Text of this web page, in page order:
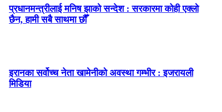
प्रधानमन्त्रीलाई मनिष झाको सन्देश : सरकारमा कोही एक्लो
छैन, हामी सबै साथमा छौँ
इरानका सर्वोच्च नेता खामेनीको अवस्था गम्भीर : इजरायली
मिडिया